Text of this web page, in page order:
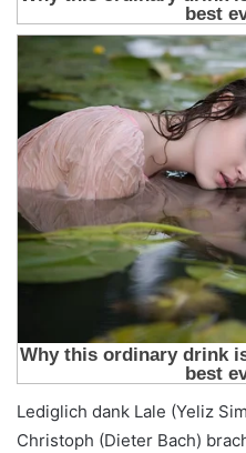
Lediglich dank Lale (Yeliz
Christoph (Dieter Bach)